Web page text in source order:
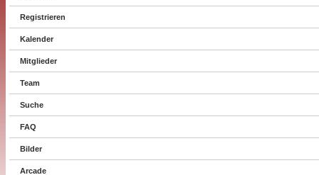
Registrieren
Kalender
Mitglieder
Team
Suche
FAQ
Bilder
Arcade